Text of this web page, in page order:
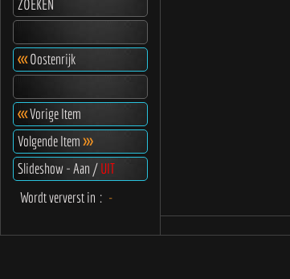
ZOEKEN
<<<Oostenrijk
<<<Vorige Item
Volgende Item>>>
Slideshow - Aan /UIT
Wordt ververst in : -